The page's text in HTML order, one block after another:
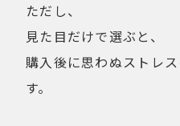
ただし、
見た目だけで選ぶと、
購入後に思わぬストレ
す。